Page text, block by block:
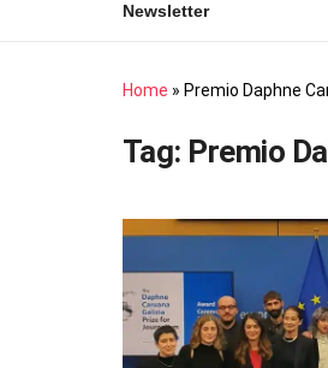
Newsletter
Home » Premio Daphne
Tag: Premio